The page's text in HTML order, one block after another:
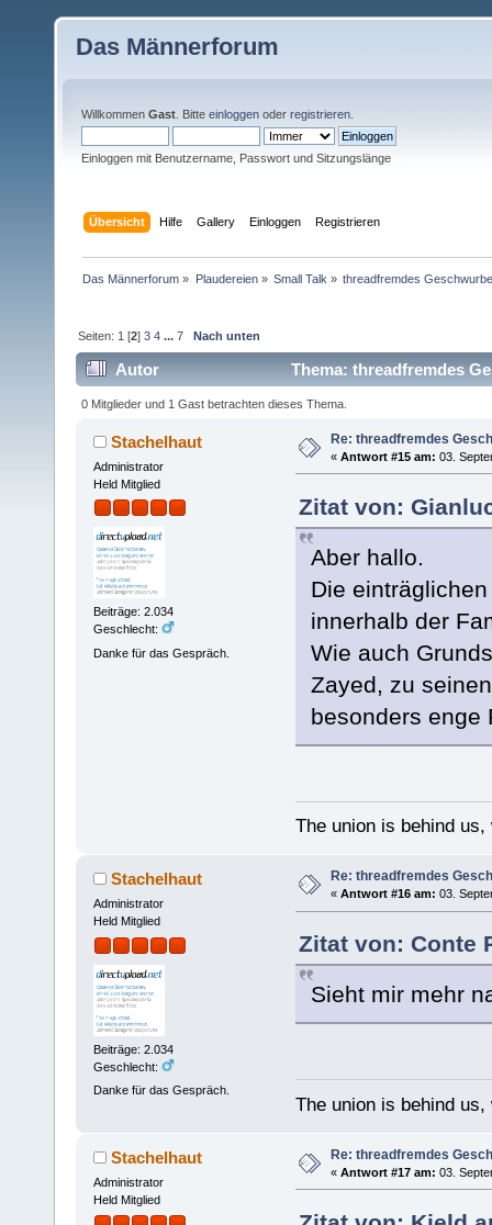
Das Männerforum
Willkommen Gast . Bitte einloggen oder registrieren
Einloggen mit Benutzername, Passwort und Sitzungslänge
Übersicht Hilfe Gallery Einloggen Registrieren
Das Männerforum » Plaudereien» Small Talk » threadfremdes
Seiten: 1 [2]3 4 ...7 Nach unten
Autor Thema: threadfremdes
0 Mitglieder und 1 Gast betrachten dieses Thema.
Stachelhaut
Administrator
Held Mitglied
Beiträge: 2.034
Geschlecht:
Danke für das Gespräch.
Re: threadfremdes
« Antwort #15 am: 03.
Zitat von:
Aber hallo.
Die
innerhalb der
Wie auch
Zayed, zu
besonders enge
The union is behind
Stachelhaut
Administrator
Held Mitglied
Beiträge: 2.034
Geschlecht:
Danke für das Gespräch.
Re: threadfremdes
« Antwort #16 am: 03.
Zitat von: Conte
Sieht mir mehr
The union is behind
Stachelhaut
Administrator
Held Mitglied
Re: threadfremdes
« Antwort #17 am: 03.